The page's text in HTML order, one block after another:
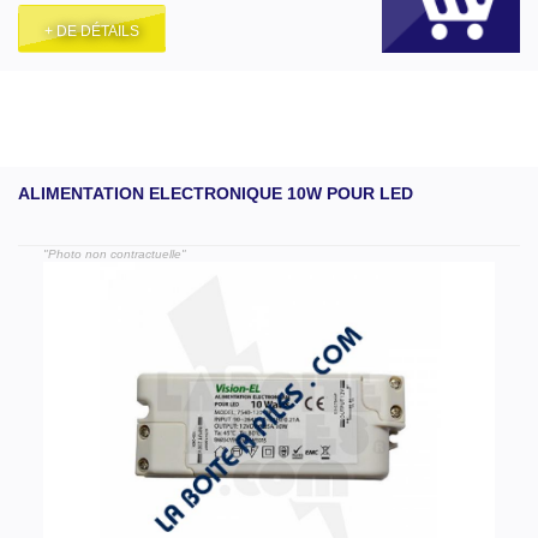
+ DE DÉTAILS
ALIMENTATION ELECTRONIQUE 10W POUR LED
"Photo non contractuelle"